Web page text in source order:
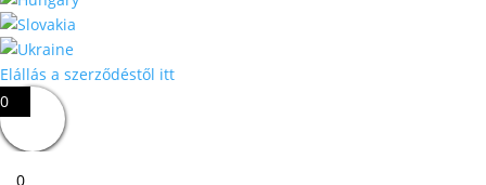
Elállás a szerződéstől itt
0
0